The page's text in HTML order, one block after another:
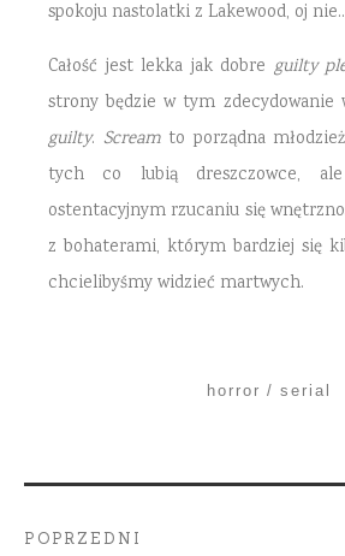
spokoju nastolatki z Lakewood, oj
Całość jest lekka jak dobre guilty
strony będzie w tym zdecydowanie
guilty. Scream to porządna
tych co lubią dreszczowce,
ostentacyjnym rzucaniu się
z bohaterami, którym bardziej się
chcielibyśmy widzieć martwych.
horror serial
POPRZEDNI